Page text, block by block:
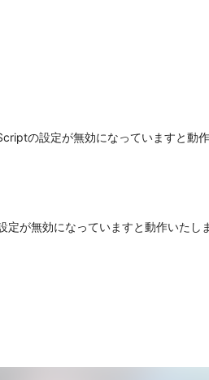
の設定が無効になっていますと動
が無効になっていますと動作いたし